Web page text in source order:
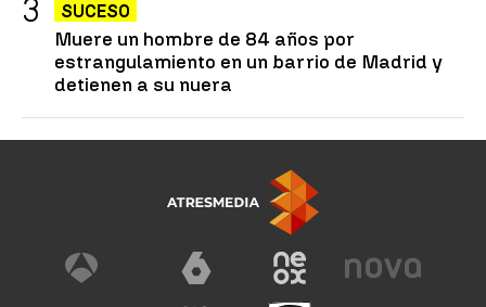
SUCESO
Muere un hombre de 84 años por
estrangulamiento en un barrio de Madrid y
detienen a su nuera